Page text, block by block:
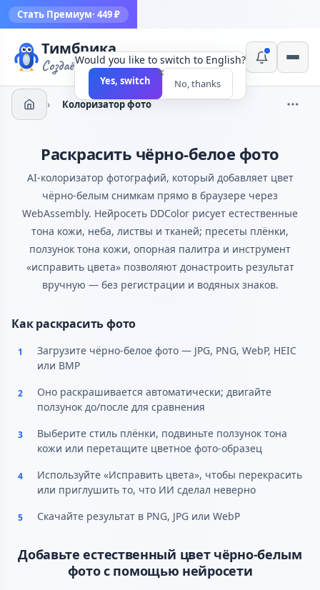
Стать Премиум· 449 ₽
Тимбрика
Создаём инструменты
› Колоризатор фото
Раскрасить чёрно-белое фото
AI-колоризатор фотографий, который добавляет цвет
чёрно-белым снимкам прямо в браузере через
WebAssembly. Нейросеть DDColor рисует естественные
тона кожи, неба, листвы и тканей; пресеты плёнки,
ползунок тона кожи, опорная палитра и инструмент
«исправить цвета» позволяют донастроить результат
вручную — без регистрации и водяных знаков.
Как раскрасить фото
1
Загрузите чёрно-белое фото — JPG, PNG, WebP, HEIC
или BMP
2
Оно раскрашивается автоматически; двигайте
ползунок до/после для сравнения
3
Выберите стиль плёнки, подвиньте ползунок тона
кожи или перетащите цветное фото-образец
4
Используйте «Исправить цвета», чтобы перекрасить
или приглушить то, что ИИ сделал неверно
5 Скачайте результат в PNG, JPG или WebP
Добавьте естественный цвет чёрно-белым
фото с помощью нейросети
×
Would you like to switch to English?
Yes, switch No, thanks